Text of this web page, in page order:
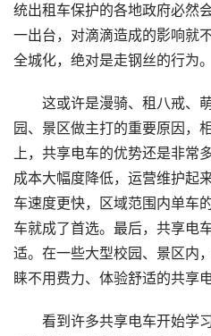
统出租车保护的各地政府必然
一出台，对滴滴造成的影响就
全城化，绝对是走钢丝的行为。
这或许是漫骑、租八戒、萌
园、景区做主打的重要原因，
上，共享电车的优势还是非常
成本大幅度降低，运营维护起
车速度更快，区域范围内单车
车就成了首选。最后，共享电
适。在一些大型校园、景区内
睐不用费力、体验舒适的共享电
看到许多共享电车开始学习